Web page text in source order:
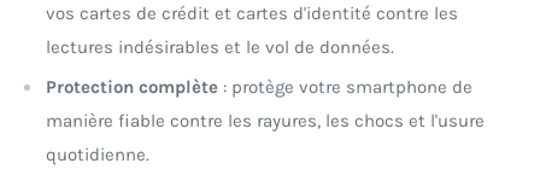
vos cartes de crédit et cartes d'identité contre les
lectures indésirables et le vol de données.
Protection complète : protège votre smartphone de
manière fiable contre les rayures, les chocs et l'usure
quotidienne.